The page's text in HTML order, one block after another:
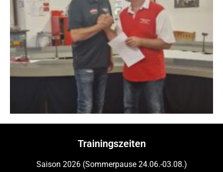
Trainingszeiten
Saison 2026 (Sommerpause 24.06.-03.08.)